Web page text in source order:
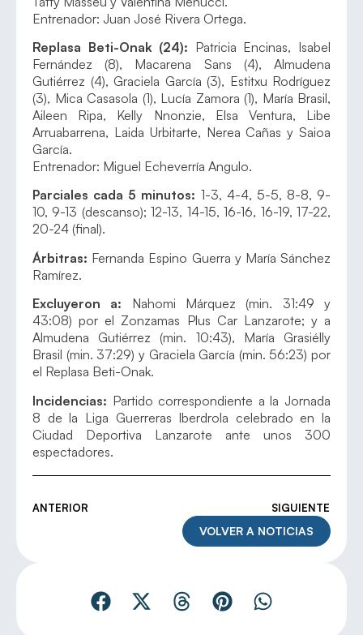
Entrenador: Juan José Rivera Ortega.
Replasa Beti-Onak (24): Patricia Encinas, Isabel
Fernández (8), Macarena Sans (4), Almudena
Gutiérrez (4), Graciela García (3), Estitxu Rodríguez
(3), Mica Casasola (1), Lucía Zamora (1), María Brasil,
Aileen Ripa, Kelly Nnonzie, Elsa Ventura, Libe
Arruabarrena, Laida Urbitarte, Nerea Cañas y Saioa
García.
Entrenador: Miguel Echeverría Angulo.
Parciales cada 5 minutos: 1-3, 4-4, 5-5, 8-8, 9-
10, 9-13 (descanso); 12-13, 14-15, 16-16, 16-19, 17-22,
20-24 (final).
Árbitras: Fernanda Espino Guerra y María Sánchez
Ramírez.
Excluyeron a: Nahomi Márquez (min. 31:49 y
43:08) por el Zonzamas Plus Car Lanzarote; y a
Almudena Gutiérrez (min. 10:43), María Grasiélly
Brasil (min. 37:29) y Graciela García (min. 56:23) por
el Replasa Beti-Onak.
Incidencias: Partido correspondiente a la Jornada
8 de la Liga Guerreras Iberdrola celebrado en la
Ciudad Deportiva Lanzarote ante unos 300
espectadores.
ANTERIOR SIGUIENTE
VOLVER A NOTICIAS